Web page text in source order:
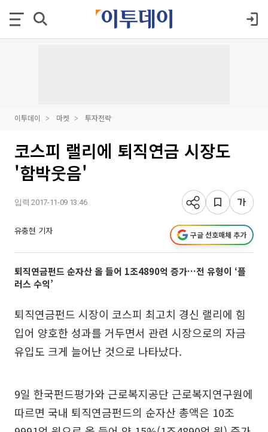
이투데이 마켓 투자전략
코스피 랠리에 퇴직연금 시장도
'함박웃음'
입력 2017-11-09 13:46
유충현 기자 구글 선호매체 추가
퇴직연금펀드 순자산 올 들어 1조4890억 증가…전 유형이 ‘플
러스 수익’
퇴직연금펀드 시장이 코스피 최고치 경신 랠리에 힘
입어 양호한 성과를 거두면서 관련 시장으로의 자금
유입도 크게 늘어난 것으로 나타났다.
9일 한국펀드평가와 근로복지공단 근로복지연구원에
따르면 국내 퇴직연금펀드의 순자산 총액은 10조